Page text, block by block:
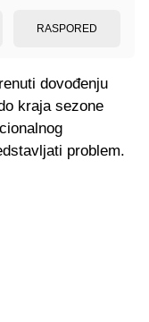
RASPORED
dovođenju
kraja sezone
problem.